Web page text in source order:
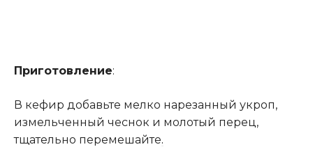
Приготовление:
В кефир добавьте мелко нарезанный укроп,
измельченный чеснок и молотый перец,
тщательно перемешайте.